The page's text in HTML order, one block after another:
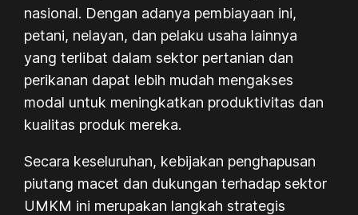
nasional. Dengan adanya pembiayaan ini,
petani, nelayan, dan pelaku usaha lainnya
yang terlibat dalam sektor pertanian dan
perikanan dapat lebih mudah mengakses
modal untuk meningkatkan produktivitas dan
kualitas produk mereka.
Secara keseluruhan, kebijakan penghapusan
piutang macet dan dukungan terhadap sektor
UMKM ini merupakan langkah strategis